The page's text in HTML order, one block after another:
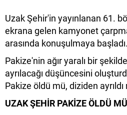
Uzak Şehir'in yayınlanan 61.
ekrana gelen kamyonet
arasında konuşulmaya başladı.
Pakize'nin ağır yaralı bir
ayrılacağı düşüncesini
Pakize öldü mü, diziden
UZAK ŞEHİR PAKİZE ÖLDÜ